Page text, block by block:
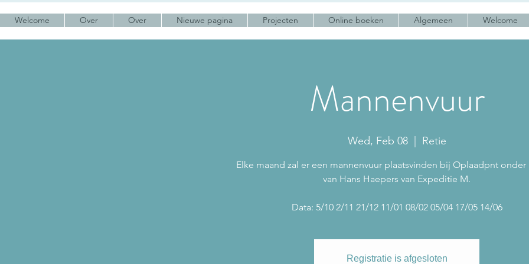
Mannenvuur
Wed, Feb 08
  |
Retie
Elke maand zal er een mannenvuur plaatsvinden bij Oplaadpnt
van Hans Haepers van Expeditie M.
Data: 5/10 2/11 21/12 11/01 08/02 05/04 17/05 14/06
Registratie is afgesloten
Welcome Over Over Nieuwe pagina Projecten Online boeken Algemeen Welcome